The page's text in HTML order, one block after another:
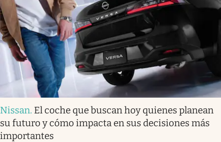
Nissan. El coche que buscan hoy quienes planean
su futuro y cómo impacta en sus decisiones más
importantes